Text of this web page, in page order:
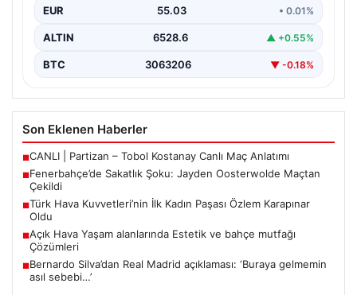
EUR 55.03 • 0.01%
ALTIN 6528.6 ▲ +0.55%
BTC 3063206 ▼ -0.18%
Son Eklenen Haberler
■CANLI | Partizan – Tobol Kostanay Canlı Maç Anlatımı
■Fenerbahçe’de Sakatlık Şoku: Jayden Oosterwolde Maçtan
Çekildi
■Türk Hava Kuvvetleri’nin İlk Kadın Paşası Özlem Karapınar
Oldu
■Açık Hava Yaşam alanlarında Estetik ve bahçe mutfağı
Çözümleri
■Bernardo Silva’dan Real Madrid açıklaması: ‘Buraya gelmemin
asıl sebebi…’